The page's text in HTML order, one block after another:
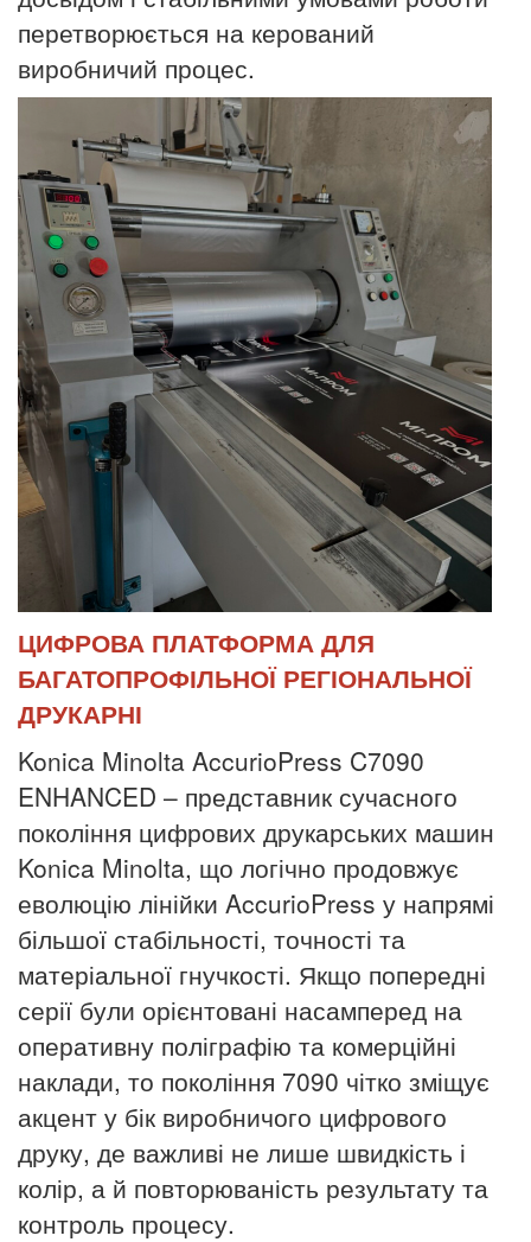
перетворюється на керований
виробничий процес.
ЦИФРОВА ПЛАТФОРМА ДЛЯ
БАГАТОПРОФІЛЬНОЇ РЕГІОНАЛЬНОЇ
ДРУКАРНІ
Konica Minolta AccurioPress C7090
ENHANCED – представник сучасного
покоління цифрових друкарських машин
Konica Minolta, що логічно продовжує
еволюцію лінійки AccurioPress у напрямі
більшої стабільності, точності та
матеріальної гнучкості. Якщо попередні
серії були орієнтовані насамперед на
оперативну поліграфію та комерційні
наклади, то покоління 7090 чітко зміщує
акцент у бік виробничого цифрового
друку, де важливі не лише швидкість і
колір, а й повторюваність результату та
контроль процесу.